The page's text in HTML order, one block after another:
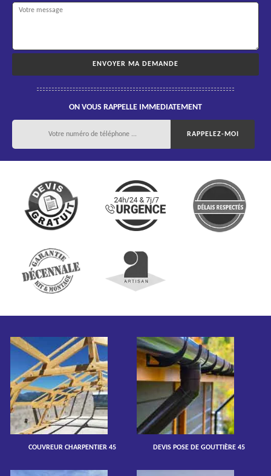
ON VOUS RAPPELLE IMMEDIATEMENT
COUVREUR CHARPENTIER 45 DEVIS POSE DE GOUTTIÈRE 45